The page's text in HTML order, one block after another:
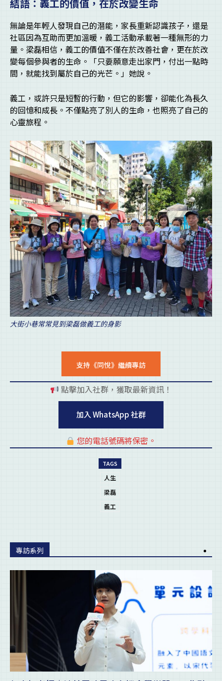
結語：義工的價值，在於改變生命
無論是年輕人發現自己的潛能，家長重新認識孩子，還是
社區因為互助而更加溫暖，義工活動承載著一種無形的力
量。梁磊相信，義工的價值不僅在於改善社會，更在於改
變每個參與者的生命。「只要願意走出家門，付出一點時
間，就能找到屬於自己的光芒。」她說。
義工，或許只是短暫的行動，但它的影響，卻能化為長久
的回憶和成長。不僅點亮了別人的生命，也照亮了自己的
心靈旅程。
大街小巷常常見到梁磊做義工的身影
支持《同悅》繼續專訪
點擊加入社群，獲取最新資訊！
加入 WhatsApp 社群
您的電話號碼將保密。
TAGS
人生
梁磊
義工
專訪系列